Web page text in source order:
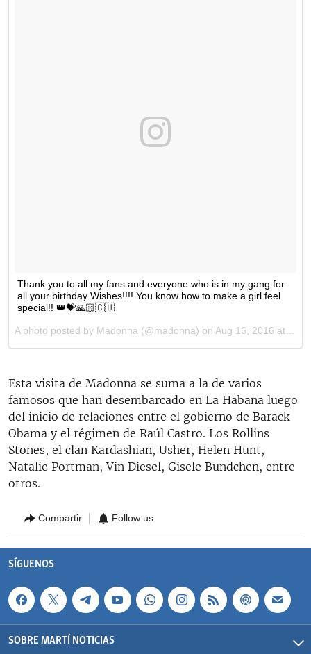
Esta visita de Madonna se suma a la de varios
famosos que han desembarcado en La Habana luego
del inicio de relaciones entre el gobierno de Barack
Obama y el régimen de Raúl Castro. Los Rollins
Stones, el clan Kardashian, Usher, Helen Hunt,
Natalie Portman, Vin Diesel, Gisele Bundchen, entre
otros.
Compartir Follow us
SÍGUENOS
SOBRE MARTÍ NOTICIAS